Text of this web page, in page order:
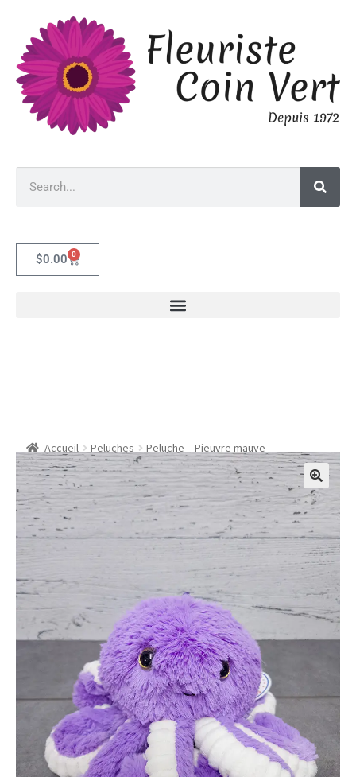
$0.00 0
Accueil Peluches Peluche – Pieuvre mauve
🔍